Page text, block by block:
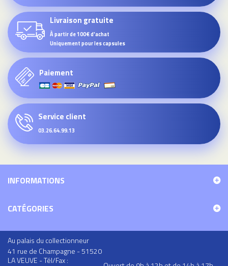
Livraison gratuite
À partir de 100€ d'achat
Uniquement pour les capsules
Paiement
Service client
03.26.64.99.13
INFORMATIONS
CATÉGORIES
Au palais du collectionneur
41 rue de Champagne - 51520
LA VEUVE - Tél/Fax :